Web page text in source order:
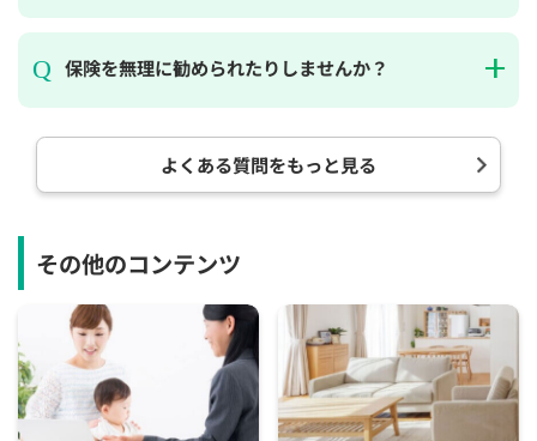
保険を無理に勧められたりしませんか？
よくある質問をもっと見る
その他のコンテンツ